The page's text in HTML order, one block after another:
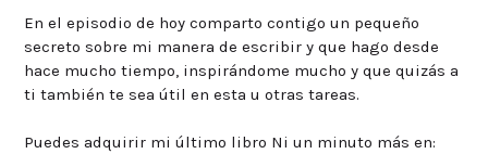
En el episodio de hoy comparto contigo un pequeño
secreto sobre mi manera de escribir y que hago desde
hace mucho tiempo, inspirándome mucho y que quizás a
ti también te sea útil en esta u otras tareas.
Puedes adquirir mi último libro Ni un minuto más en: